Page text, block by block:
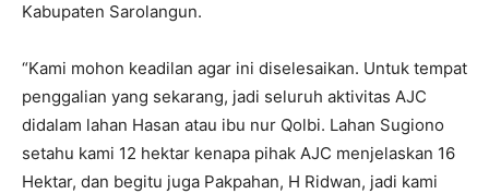
Kabupaten Sarolangun.
“Kami mohon keadilan agar ini diselesaikan. Untuk tempat
penggalian yang sekarang, jadi seluruh aktivitas AJC
didalam lahan Hasan atau ibu nur Qolbi. Lahan Sugiono
setahu kami 12 hektar kenapa pihak AJC menjelaskan 16
Hektar, dan begitu juga Pakpahan, H Ridwan, jadi kami